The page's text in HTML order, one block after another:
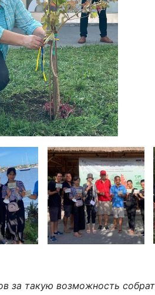
за такую ​​возможность